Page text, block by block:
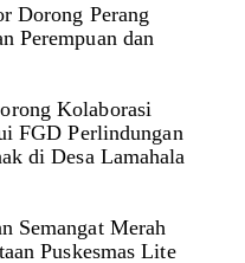
Dorong Perang
Perempuan dan
Kolaborasi
FGD Perlindungan
di Desa Lamahala
Semangat Merah
Puskesmas Lite